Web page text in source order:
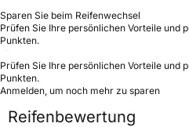
Sparen Sie beim Reifenwechsel
Prüfen Sie Ihre persönlichen Vorteile und
Punkten.
Prüfen Sie Ihre persönlichen Vorteile und
Punkten.
Anmelden, um noch mehr zu sparen
Reifenbewertung